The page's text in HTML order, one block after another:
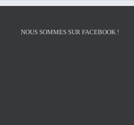
NOUS SOMMES SUR FACEBOOK !